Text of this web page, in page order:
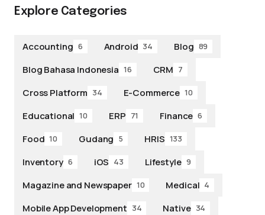
Explore Categories
Accounting 6 Android 34 Blog 89
Blog Bahasa Indonesia 16 CRM 7
Cross Platform 34 E-Commerce 10
Educational 10 ERP 71 Finance 6
Food 10 Gudang 5 HRIS 133
Inventory 6 iOS 43 Lifestyle 9
Magazine and Newspaper 10 Medical 4
Mobile App Development 34 Native 34